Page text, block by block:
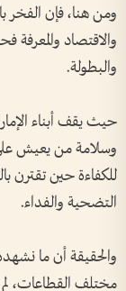
ومن هنا، فإن الفخر
والاقتصاد
والبطولة.
حيث يقف أبناء
وسلامة من يعيش
للكفاءة حين تقترن
التضحية والفداء.
والحقيقة أن ما
مختلف القطاعات،